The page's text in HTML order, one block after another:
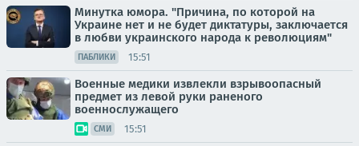
Минутка юмора. "Причина, по которой на
Украине нет и не будет диктатуры, заключается
в любви украинского народа к революциям"
ПАБЛИКИ 15:51
Военные медики извлекли взрывоопасный
предмет из левой руки раненого
военнослужащего
СМИ 15:51